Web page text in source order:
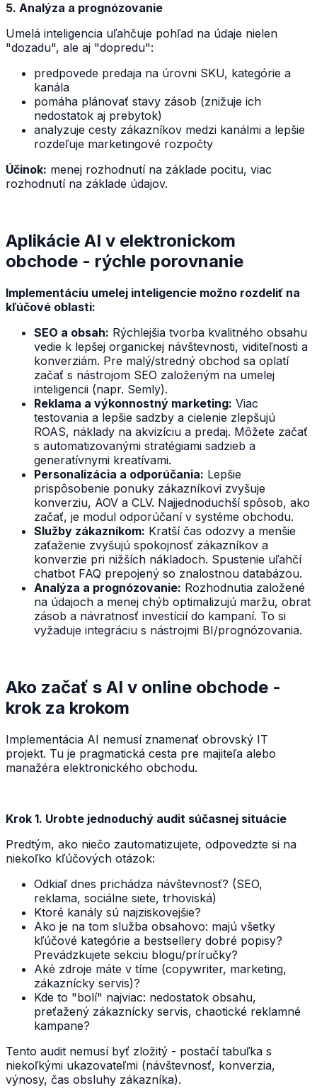
5. Analýza a prognózovanie
Umelá inteligencia uľahčuje pohľad na údaje nielen
"dozadu", ale aj "dopredu":
predpovede predaja na úrovni SKU, kategórie a
kanála
pomáha plánovať stavy zásob (znižuje ich
nedostatok aj prebytok)
analyzuje cesty zákazníkov medzi kanálmi a lepšie
rozdeľuje marketingové rozpočty
Účinok: menej rozhodnutí na základe pocitu, viac
rozhodnutí na základe údajov.
Aplikácie AI v elektronickom
obchode - rýchle porovnanie
Implementáciu umelej inteligencie možno rozdeliť na
kľúčové oblasti:
SEO a obsah: Rýchlejšia tvorba kvalitného obsahu
vedie k lepšej organickej návštevnosti, viditeľnosti a
konverziám. Pre malý/stredný obchod sa oplatí
začať s nástrojom SEO založeným na umelej
inteligencii (napr. Semly).
Reklama a výkonnostný marketing: Viac
testovania a lepšie sadzby a cielenie zlepšujú
ROAS, náklady na akvizíciu a predaj. Môžete začať
s automatizovanými stratégiami sadzieb a
generatívnymi kreatívami.
Personalizácia a odporúčania: Lepšie
prispôsobenie ponuky zákazníkovi zvyšuje
konverziu, AOV a CLV. Najjednoduchší spôsob, ako
začať, je modul odporúčaní v systéme obchodu.
Služby zákazníkom: Kratší čas odozvy a menšie
zaťaženie zvyšujú spokojnosť zákazníkov a
konverzie pri nižších nákladoch. Spustenie uľahčí
chatbot FAQ prepojený so znalostnou databázou.
Analýza a prognózovanie: Rozhodnutia založené
na údajoch a menej chýb optimalizujú maržu, obrat
zásob a návratnosť investícií do kampaní. To si
vyžaduje integráciu s nástrojmi BI/prognózovania.
Ako začať s AI v online obchode -
krok za krokom
Implementácia AI nemusí znamenať obrovský IT
projekt. Tu je pragmatická cesta pre majiteľa alebo
manažéra elektronického obchodu.
Krok 1. Urobte jednoduchý audit súčasnej situácie
Predtým, ako niečo zautomatizujete, odpovedzte si na
niekoľko kľúčových otázok:
Odkiaľ dnes prichádza návštevnosť? (SEO,
reklama, sociálne siete, trhoviská)
Ktoré kanály sú najziskovejšie?
Ako je na tom služba obsahovo: majú všetky
kľúčové kategórie a bestsellery dobré popisy?
Prevádzkujete sekciu blogu/príručky?
Aké zdroje máte v tíme (copywriter, marketing,
zákaznícky servis)?
Kde to "bolí" najviac: nedostatok obsahu,
preťažený zákaznícky servis, chaotické reklamné
kampane?
Tento audit nemusí byť zložitý - postačí tabuľka s
niekoľkými ukazovateľmi (návštevnosť, konverzia,
výnosy, čas obsluhy zákazníka).